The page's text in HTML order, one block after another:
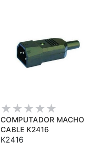
COMPUTADOR MACHO
CABLE K2416
K2416